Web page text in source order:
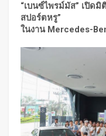
“เบนซ์ไพรม์มัส” เปิด
สปอร์ตหรู”
ในงาน Mercedes-